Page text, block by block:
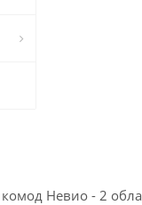
Невио - 2